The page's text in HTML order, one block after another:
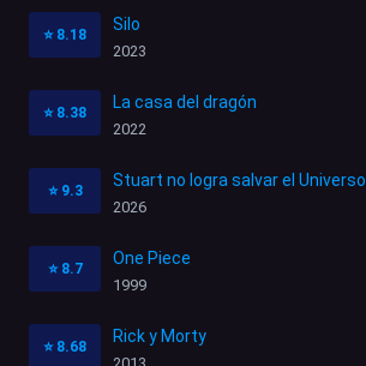
⭐ 8.18
Silo
2023
⭐ 8.38
La casa del dragón
2022
⭐ 9.3
Stuart no logra salvar el Universo
2026
⭐ 8.7
One Piece
1999
⭐ 8.68
Rick y Morty